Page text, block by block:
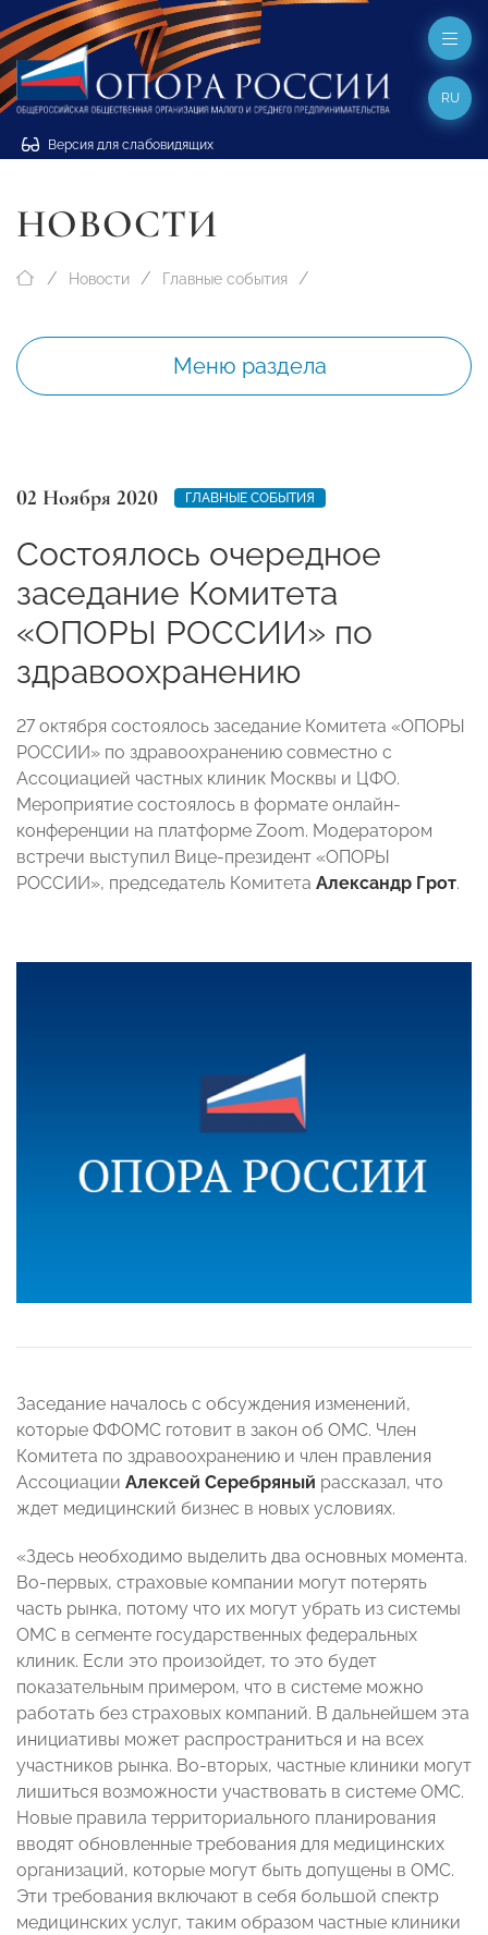
Версия для слабовидящих
RU
НОВОСТИ
Новости Главные события
Меню раздела
02 Ноября 2020 ГЛАВНЫЕ СОБЫТИЯ
Состоялось очередное
заседание Комитета
«ОПОРЫ РОССИИ» по
здравоохранению
27 октября состоялось заседание Комитета «ОПОРЫ
РОССИИ» по здравоохранению совместно с
Ассоциацией частных клиник Москвы и ЦФО.
Мероприятие состоялось в формате онлайн-
конференции на платформе Zoom. Модератором
встречи выступил Вице-президент «ОПОРЫ
РОССИИ», председатель Комитета Александр Грот.
Заседание началось с обсуждения изменений,
которые ФФОМС готовит в закон об ОМС. Член
Комитета по здравоохранению и член правления
Ассоциации Алексей Серебряный рассказал, что
ждет медицинский бизнес в новых условиях.
«Здесь необходимо выделить два основных момента.
Во-первых, страховые компании могут потерять
часть рынка, потому что их могут убрать из системы
ОМС в сегменте государственных федеральных
клиник. Если это произойдет, то это будет
показательным примером, что в системе можно
работать без страховых компаний. В дальнейшем эта
инициативы может распространиться и на всех
участников рынка. Во-вторых, частные клиники могут
лишиться возможности участвовать в системе ОМС.
Новые правила территориального планирования
вводят обновленные требования для медицинских
организаций, которые могут быть допущены в ОМС.
Эти требования включают в себя большой спектр
медицинских услуг, таким образом частные клиники